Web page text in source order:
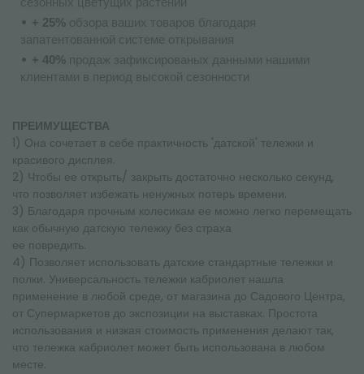
сезонных цветущих растений
+ 25% обзора ваших товаров благодаря
запатентованной системе открывания
+ 40% продаж зафиксированых данными нашими
клиентами в период высокой сезонности
ПРЕИМУЩЕСТВА
1) Она сочетает в себе практичность 'датской' тележки и
красивого дисплея.
2) Чтобы ее открыть/ закрыть достаточно несколько секунд,
что позволяет избежать ненужных потерь времени.
3) Благодаря прочным колесикам ее можно легко перемещать
как обычную датскую тележку без страха
ее повредить.
4) Позволяет использовать датские стандартные тележки и
полки. Универсальность тележки кабриолет нашла
применение в любой среде, от магазина до Садового Центра,
от Супермаркетов до экспозиции на выставках. Простота
использования и низкая стоимость применения делают так,
что тележка кабриолет может быть использована в любом
месте.